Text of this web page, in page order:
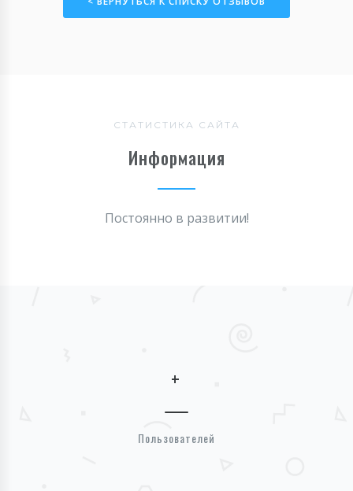
СТАТИСТИКА САЙТА
Информация
Постоянно в развитии!
+
Пользователей